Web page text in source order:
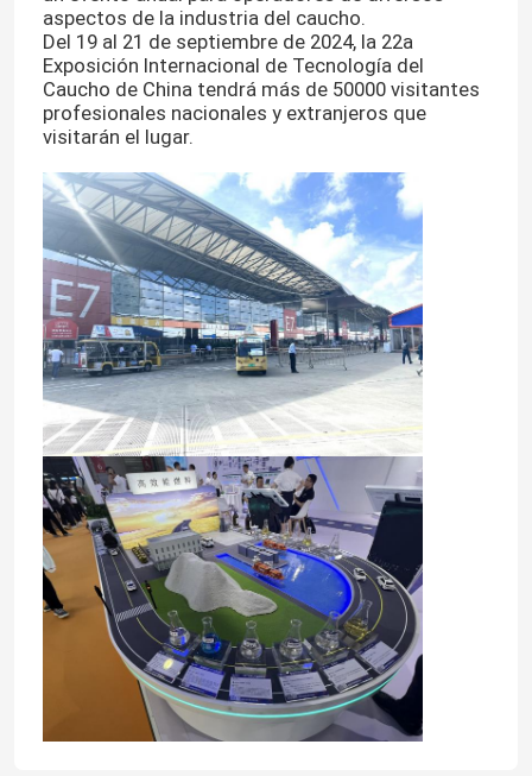
aspectos de la industria del caucho.
Del 19 al 21 de septiembre de 2024, la 22a
Exposición Internacional de Tecnología del
Caucho de China tendrá más de 50000 visitantes
profesionales nacionales y extranjeros que
visitarán el lugar.